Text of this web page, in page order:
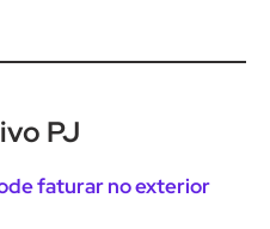
PJ
faturar no exterior